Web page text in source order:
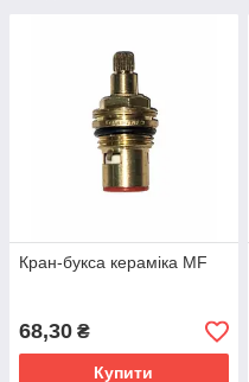
Кран-букса кераміка MF
68,30 ₴
Купити